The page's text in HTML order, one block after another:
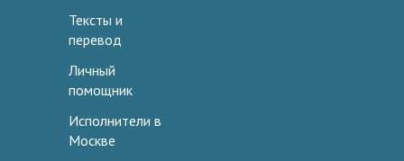
Тексты и
перевод
Личный
помощник
Исполнители в
Москве